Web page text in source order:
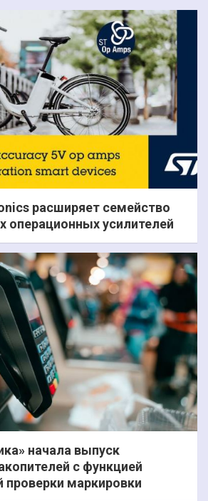
расширяет семейство
операционных усилителей
начала выпуск
с функцией
маркировки